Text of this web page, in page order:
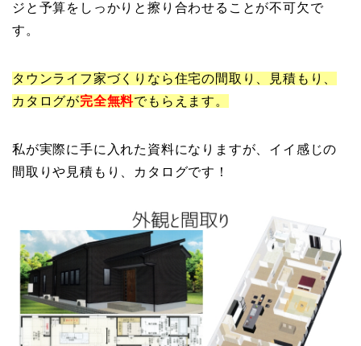
ジと予算をしっかりと擦り合わせることが不可欠で
す。
タウンライフ家づくりなら住宅の間取り、見積もり、
カタログが完全無料でもらえます。
私が実際に手に入れた資料になりますが、イイ感じの
間取りや見積もり、カタログです！